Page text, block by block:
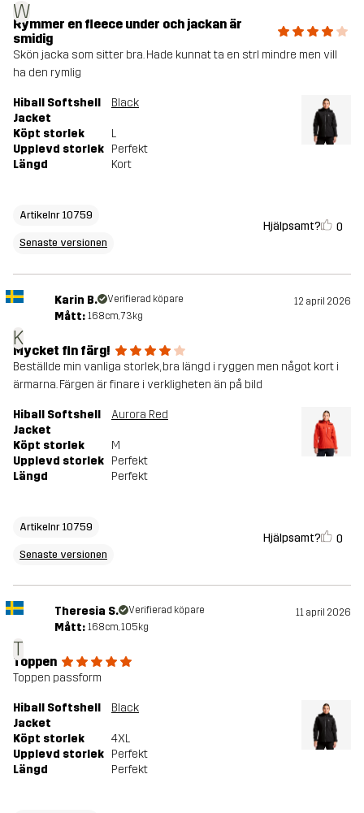
W
Rymmer en fleece under och jackan är
smidig
Skön jacka som sitter bra. Hade kunnat ta en strl mindre men vill
ha den rymlig
Hiball Softshell
Jacket
Black
Köpt storlek
L
Upplevd storlek Perfekt
Längd
Kort
Artikelnr 10759
Senaste versionen
Hjälpsamt? 0
K
Karin B. Verifierad köpare 12 april 2026
Mått: 168cm, 73kg
Mycket fin färg!
Beställde min vanliga storlek, bra längd i ryggen men något kort i
ärmarna. Färgen är finare i verkligheten än på bild
Hiball Softshell
Jacket
Aurora Red
Köpt storlek
M
Upplevd storlek Perfekt
Längd
Perfekt
Artikelnr 10759
Senaste versionen
Hjälpsamt? 0
T
Theresia S. Verifierad köpare 11 april 2026
Mått: 168cm, 105kg
Toppen
Toppen passform
Hiball Softshell
Jacket
Black
Köpt storlek
4XL
Upplevd storlek Perfekt
Längd
Perfekt